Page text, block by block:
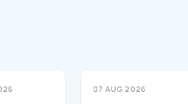
07 AUG 2026